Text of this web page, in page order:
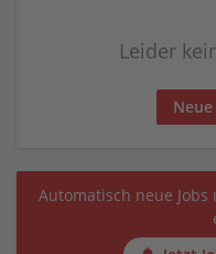
Leider
Automatisch neue